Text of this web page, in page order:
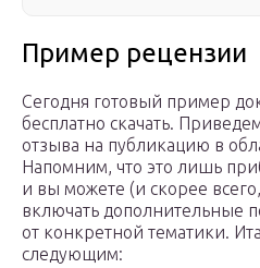
Пример рецензии
Сегодня готовый пример
бесплатно скачать.
отзыва на публикацию в
Напомним, что это лишь
и вы можете (и скорее
включать дополнительные
от конкретной тематики.
следующим: